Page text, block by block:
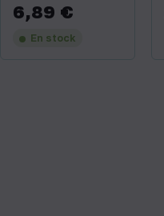
Prix
6,89 €
En stock